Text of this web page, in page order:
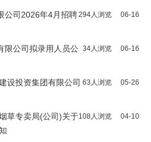
06-16
294人浏览
公司2026年4月招聘
06-16
34人浏览
限公司拟录用人员公
05-26
63人浏览
设投资集团有限公司
04-10
108人浏览
草专卖局(公司)关于